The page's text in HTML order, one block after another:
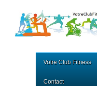
Votre Club Fitness
Contact